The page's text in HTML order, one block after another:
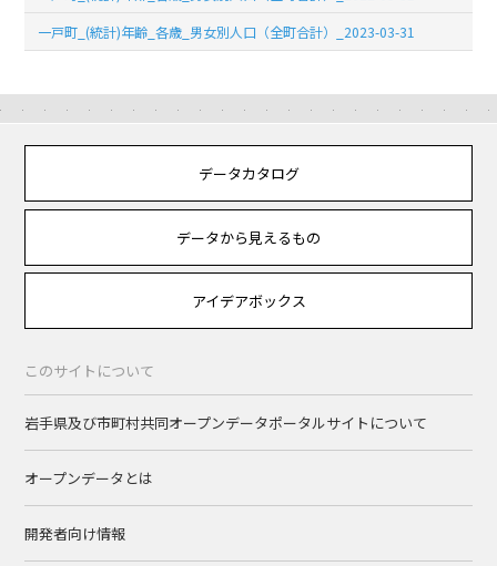
一戸町_(統計)年齢_各歳_男女別人口（全町合計）_2023-03-31
データカタログ
データから見えるもの
アイデアボックス
このサイトについて
岩手県及び市町村共同オープンデータポータルサイトについて
オープンデータとは
開発者向け情報